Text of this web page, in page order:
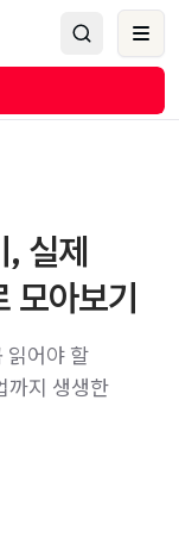
, 실제
모아보기
읽어야 할
까지 생생한